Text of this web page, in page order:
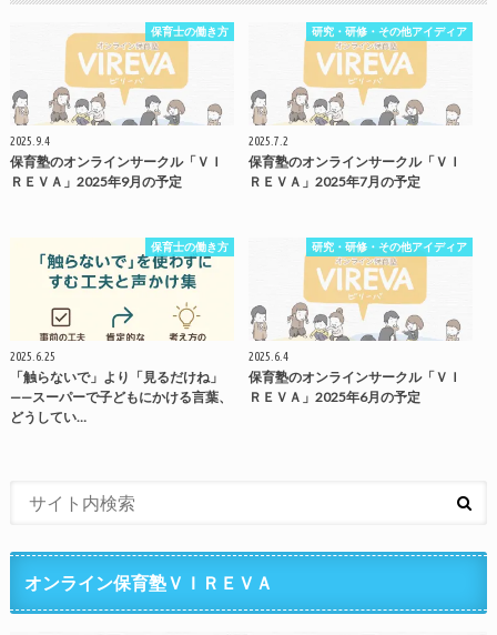
保育士の働き方
2025.9.4
保育塾のオンラインサークル「ＶＩ
ＲＥＶＡ」2025年9月の予定
研究・研修・その他アイディア
2025.7.2
保育塾のオンラインサークル「ＶＩ
ＲＥＶＡ」2025年7月の予定
保育士の働き方
2025.6.25
「触らないで」より「見るだけね」
——スーパーで子どもにかける言葉、
どうしてい…
研究・研修・その他アイディア
2025.6.4
保育塾のオンラインサークル「ＶＩ
ＲＥＶＡ」2025年6月の予定
オンライン保育塾ＶＩＲＥＶＡ